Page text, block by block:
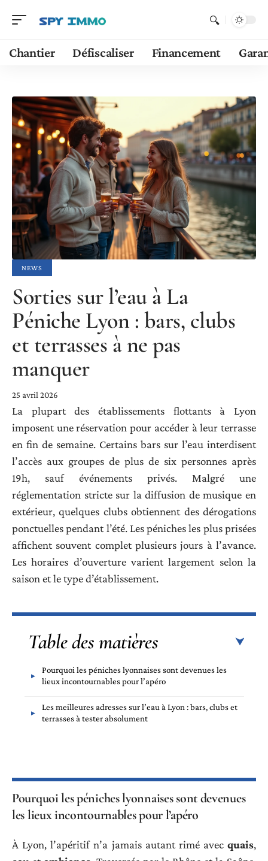
Chantier Défiscaliser Financement
NEWS
Sorties sur l’eau à La
Péniche Lyon : bars, clubs
et terrasses à ne pas
manquer
25 avril 2026
La plupart des établissements flottants à Lyon
imposent une réservation pour accéder à leur terrasse
en fin de semaine. Certains bars sur l’eau interdisent
l’accès aux groupes de plus de six personnes après
19h, sauf événements privés. Malgré une
réglementation stricte sur la diffusion de musique en
extérieur, quelques clubs obtiennent des dérogations
ponctuelles pendant l’été. Les péniches les plus prisées
affichent souvent complet plusieurs jours à l’avance.
Les horaires d’ouverture varient largement selon la
saison et le type d’établissement.
Table des matières
Pourquoi les péniches lyonnaises sont devenues les
lieux incontournables pour l’apéro
Les meilleures adresses sur l’eau à Lyon : bars, clubs et
terrasses à tester absolument
Pourquoi les péniches lyonnaises sont devenues
les lieux incontournables pour l’apéro
À Lyon, l’apéritif n’a jamais autant rimé avec quais,